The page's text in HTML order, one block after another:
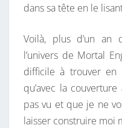
dans sa tête en le
Voilà, plus d’un an
l’univers de Mortal
difficile à trouver en
qu’avec la
pas vu et que je ne
laisser construire moi